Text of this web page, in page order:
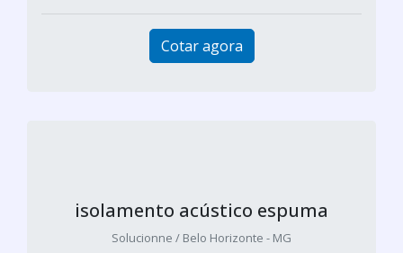
Cotar agora
isolamento acústico espuma
Solucionne / Belo Horizonte - MG